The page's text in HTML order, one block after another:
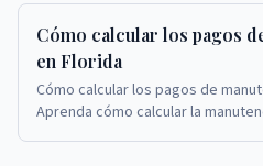
Cómo calcular los pagos
en Florida
Cómo calcular los pagos de
Aprenda cómo calcular la